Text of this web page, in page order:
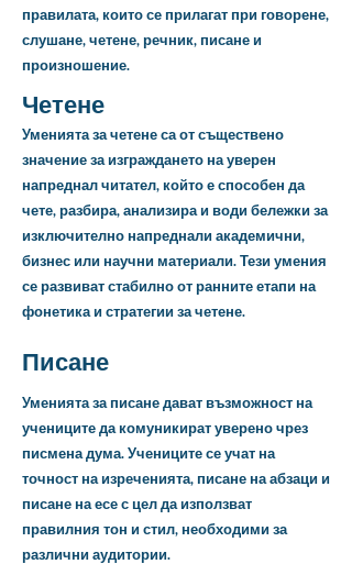
правилата, които се прилагат при говорене,
слушане, четене, речник, писане и
произношение.
Четене
Уменията за четене са от съществено
значение за изграждането на уверен
напреднал читател, който е способен да
чете, разбира, анализира и води бележки за
изключително напреднали академични,
бизнес или научни материали. Тези умения
се развиват стабилно от ранните етапи на
фонетика и стратегии за четене.
Писане
Уменията за писане дават възможност на
учениците да комуникират уверено чрез
писмена дума. Учениците се учат на
точност на изреченията, писане на абзаци и
писане на есе с цел да използват
правилния тон и стил, необходими за
различни аудитории.